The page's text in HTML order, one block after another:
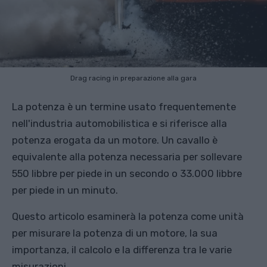
Drag racing in preparazione alla gara
La potenza è un termine usato frequentemente
nell'industria automobilistica e si riferisce alla
potenza erogata da un motore. Un cavallo è
equivalente alla potenza necessaria per sollevare
550 libbre per piede in un secondo o 33.000 libbre
per piede in un minuto.
Questo articolo esaminerà la potenza come unità
per misurare la potenza di un motore, la sua
importanza, il calcolo e la differenza tra le varie